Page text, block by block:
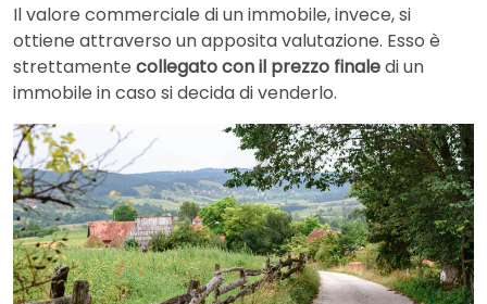
Il valore commerciale di un immobile, invece, si
ottiene attraverso un apposita valutazione. Esso è
strettamente collegato con il prezzo finaledi un
immobile in caso si decida di venderlo.